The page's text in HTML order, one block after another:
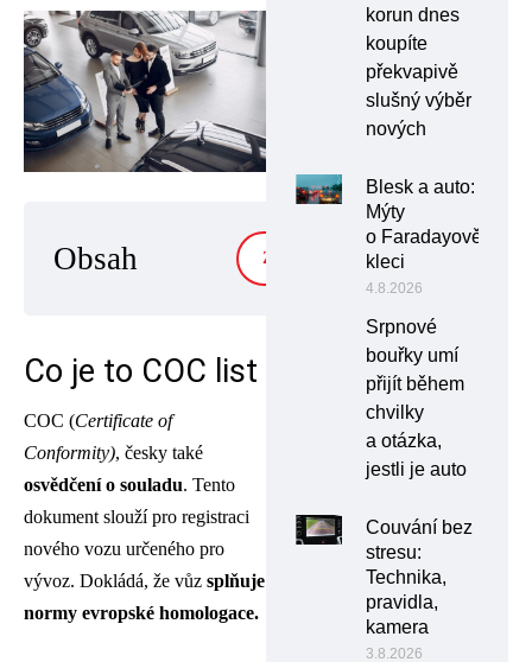
Obsah ZOBRAZIT
Co je to COC list
COC (Certificate of
Conformity), česky také
osvědčení o souladu. Tento
dokument slouží pro registraci
nového vozu určeného pro
vývoz. Dokládá, že vůz splňuje
normy evropské homologace.
korun dnes
koupíte
překvapivě
slušný výběr
nových
Blesk a auto:
Mýty
o Faradayově
kleci
4.8.2026
Srpnové
bouřky umí
přijít během
chvilky
a otázka,
jestli je auto
Couvání bez
stresu:
Technika,
pravidla,
kamera
3.8.2026